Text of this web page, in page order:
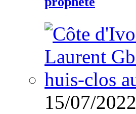
15/07/2022